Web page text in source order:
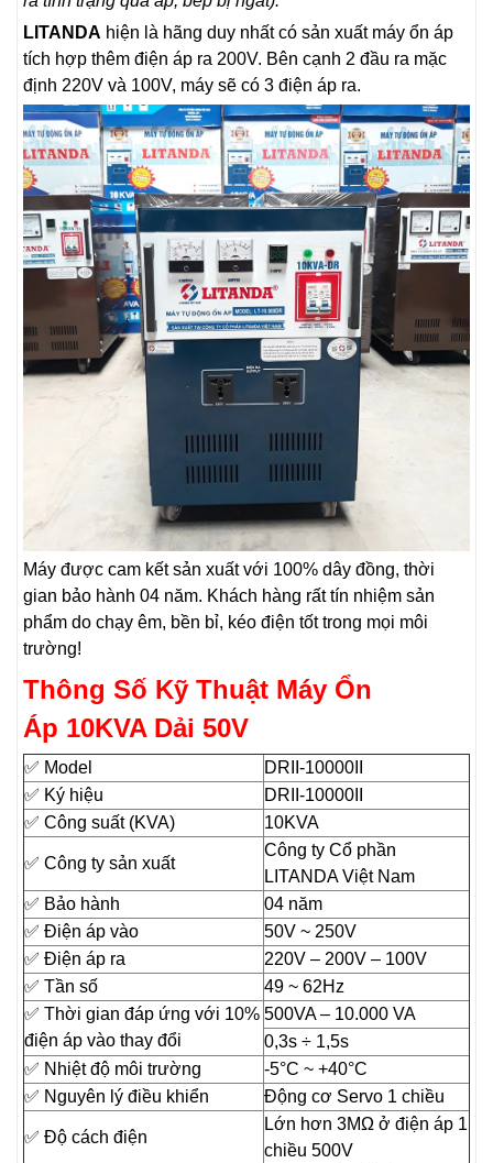
LITANDA hiện là hãng duy nhất có sản xuất máy ổn áp
tích hợp thêm điện áp ra 200V. Bên cạnh 2 đầu ra mặc
định 220V và 100V, máy sẽ có 3 điện áp ra.
Máy được cam kết sản xuất với 100% dây đồng, thời
gian bảo hành 04 năm. Khách hàng rất tín nhiệm sản
phẩm do chạy êm, bền bỉ, kéo điện tốt trong mọi môi
trường!
Thông Số Kỹ Thuật Máy Ổn
Áp 10KVA Dải 50V
✅ Model
DRII-10000II
✅ Ký hiệu
DRII-10000II
✅ Công suất (KVA)
10KVA
✅ Công ty sản xuất
Công ty Cổ phần
LITANDA Việt Nam
✅ Bảo hành
04 năm
✅ Điện áp vào
50V ~ 250V
✅ Điện áp ra
220V – 200V – 100V
✅ Tần số
49 ~ 62Hz
✅ Thời gian đáp ứng với 10%
điện áp vào thay đổi
500VA – 10.000 VA
0,3s ÷ 1,5s
✅ Nhiệt độ môi trường
-5°C ~ +40°C
✅ Nguyên lý điều khiển
Động cơ Servo 1 chiều
✅ Độ cách điện
Lớn hơn 3MΩ ở điện áp 1
chiều 500V